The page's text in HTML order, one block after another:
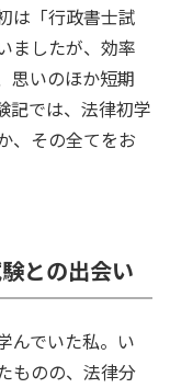
は「行政書士試
ましたが、効率
思いのほか短期
記では、法律初学
、その全てをお
との出会い
んでいた私。い
ものの、法律分